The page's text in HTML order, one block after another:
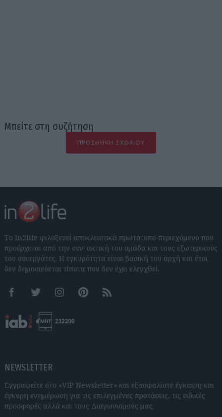
Μπείτε στη συζήτηση
ΠΡΟΣΘΉΚΗ ΣΧΟΛΊΟΥ
Το In2life φιλοξενεί αποκλειστικά πρωτότυπο περιεχόμενο που
προέρχεται από την συντακτική του ομάδα και τους εξωτερικούς
του συνεργάτες. Η εγκυρότητα είναι βασική του αρχή και έτσι
δεν δημοσιεύεται τίποτα που δεν έχει ελεγχθεί.
FacebookTwitter InstagramPinterestRSS feeds
NEWSLETTER
Εγγραφείτε στο «VIP Newsletter» και εξασφαλίστε έγκαιρη και
έγκυρη ενημέρωση για τις επιλεγμένες προτάσεις, τις ειδικές
προσφορές αλλά και τους Διαγωνισμούς μας.